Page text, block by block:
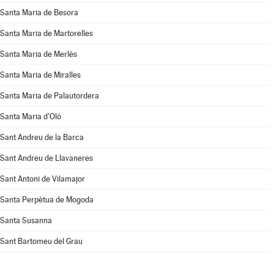
Santa Maria de Besora
Santa Maria de Martorelles
Santa Maria de Merlès
Santa Maria de Miralles
Santa Maria de Palautordera
Santa Maria d'Oló
Sant Andreu de la Barca
Sant Andreu de Llavaneres
Sant Antoni de Vilamajor
Santa Perpètua de Mogoda
Santa Susanna
Sant Bartomeu del Grau